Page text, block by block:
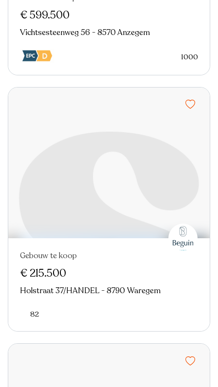
€ 599.500
Vichtsesteenweg 56 - 8570 Anzegem
1000
Nieuw
Gebouw te koop
€ 215.500
Holstraat 37/HANDEL - 8790 Waregem
82